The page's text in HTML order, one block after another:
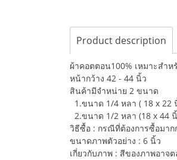
Product description
ผ้าคอตตอน100% เหมาะสำ
หน้ากว้าง 42 - 44 นิ้ว
สินค้ามีจำหน่าย 2 ขนาด
1.ขนาด 1/4 หลา ( 18 x 22
2.ขนาด 1/2 หลา (18 x 44
วิธีซื้อ : กรณีที่ต้องการซื้อมาก
ขนาดภาพตัวอย่าง : 6 นิ้ว
เกี่ยวกับภาพ : สีของภาพอาจ